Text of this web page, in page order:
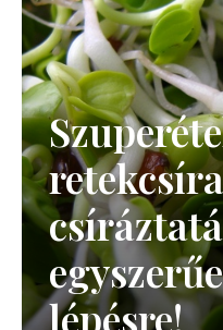
lépésre!